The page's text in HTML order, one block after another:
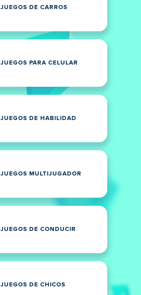
JUEGOS DE CARROS
JUEGOS PARA CELULAR
JUEGOS DE HABILIDAD
JUEGOS MULTIJUGADOR
JUEGOS DE CONDUCIR
JUEGOS DE CHICOS